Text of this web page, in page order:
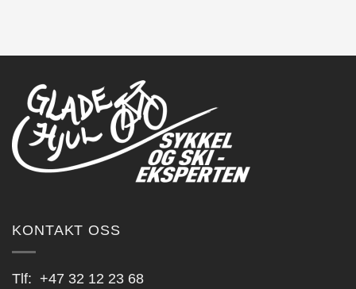
KONTAKT OSS
Tlf: +47 32 12 23 68